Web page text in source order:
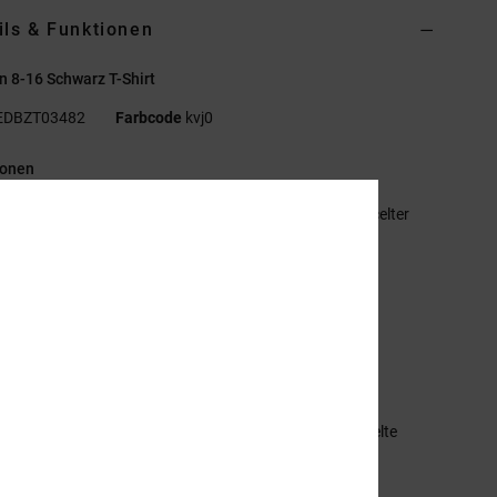
& Funktionen
8-16 Schwarz T-Shirt
Farbcode kvj0
75 % Baumwolle, 25 % recycelter
[Hauptstoff] 75 % Baumwolle, 25 % recycelte